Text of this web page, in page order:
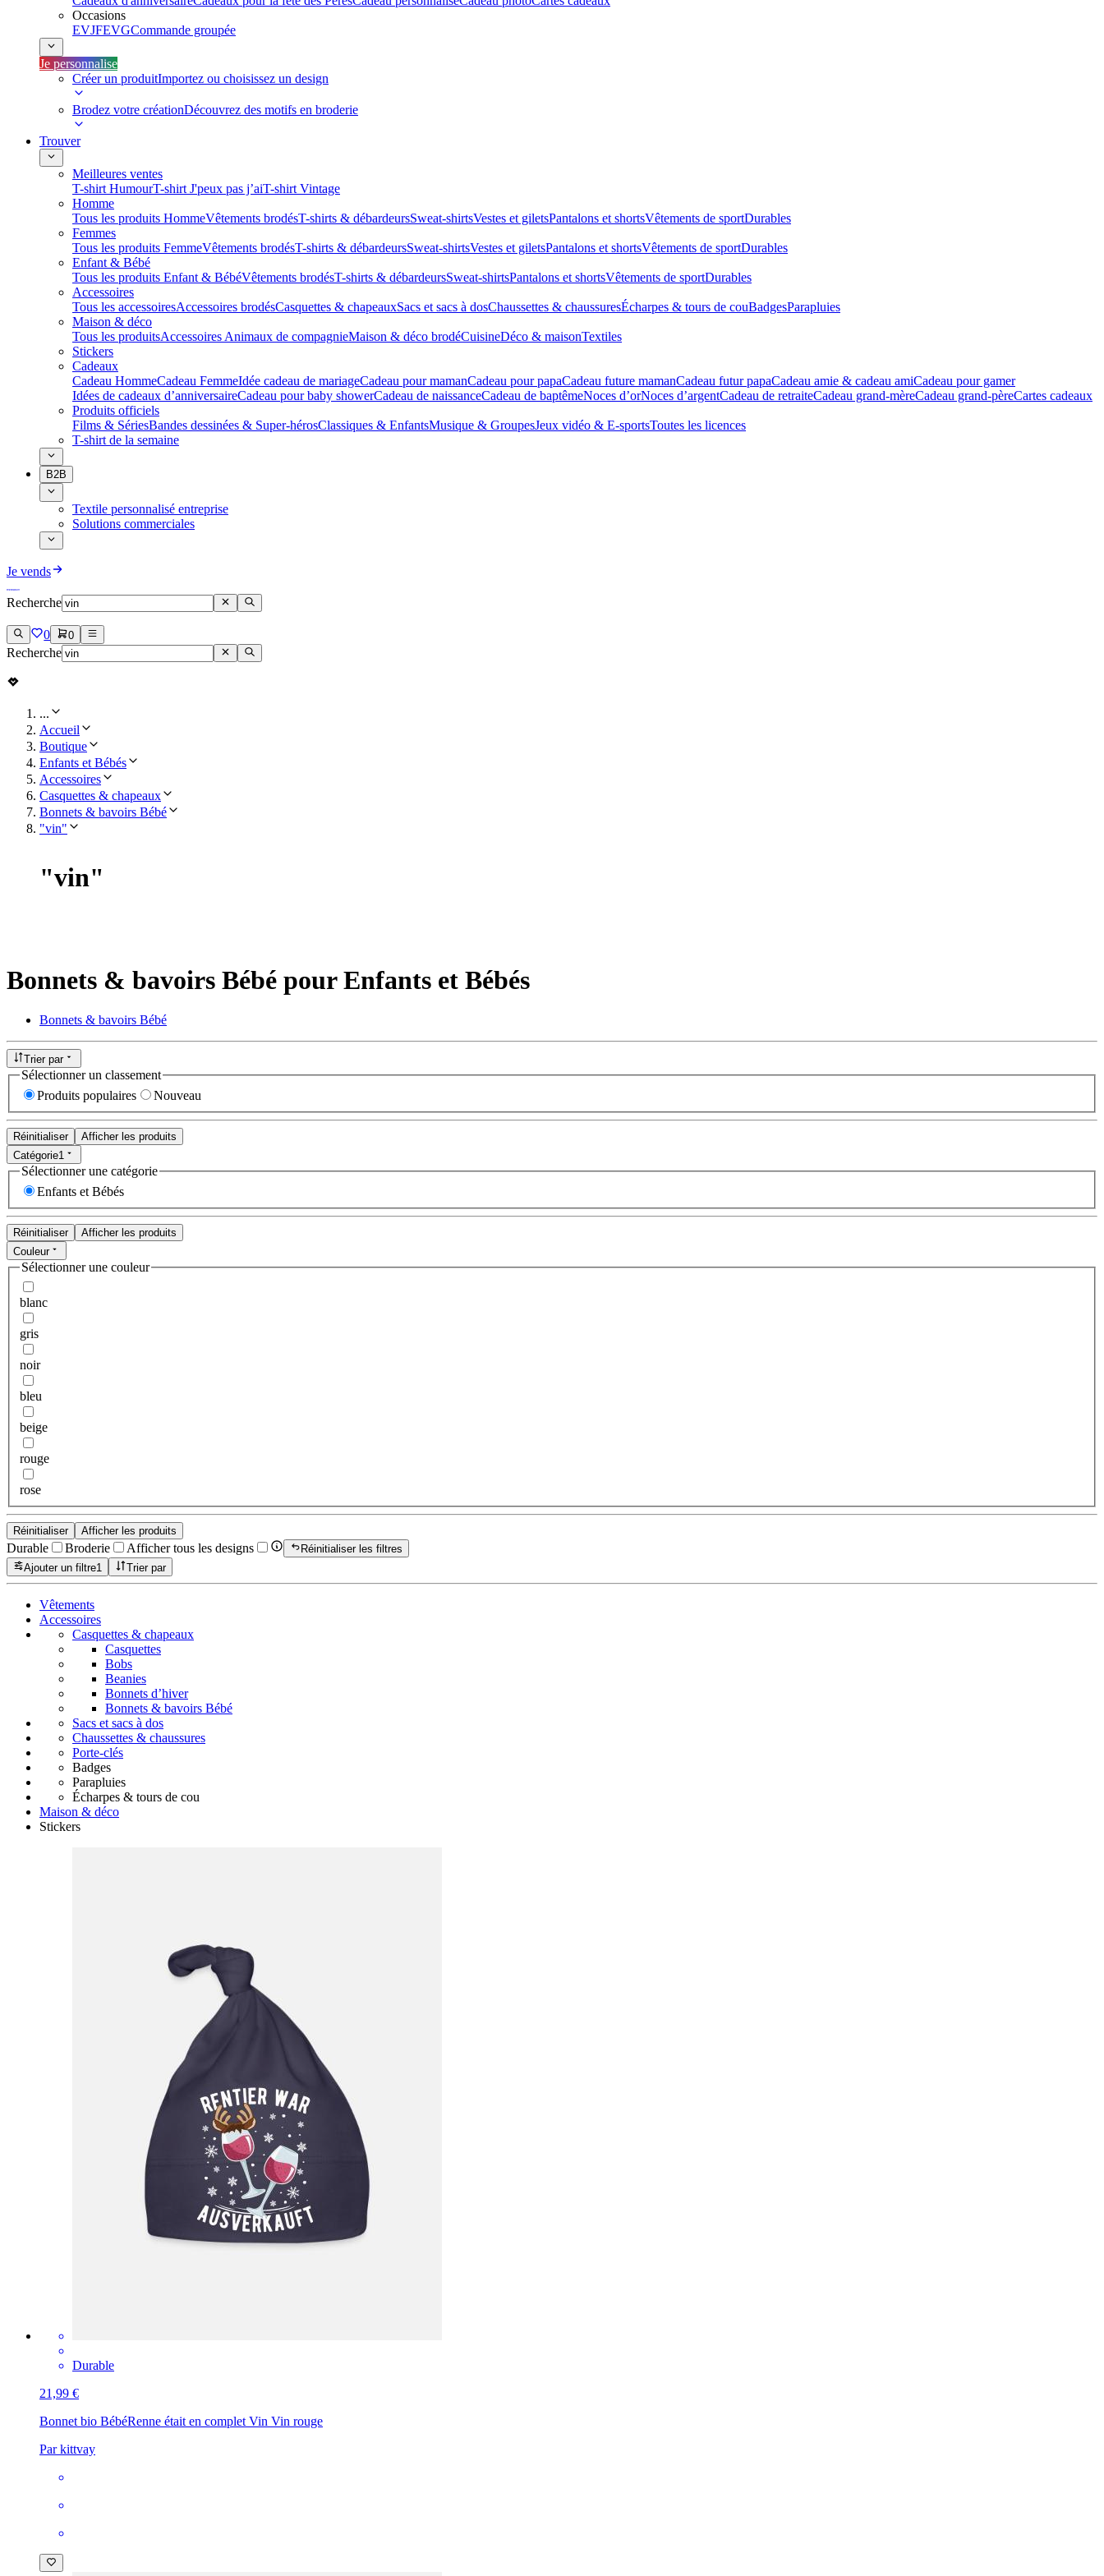
Occasions
EVJFEVGCommande groupée
Je personnalise
Créer un produitImportez ou choisissez un design
Brodez votre créationDécouvrez des motifs en broderie
Trouver
Meilleures ventes
T-shirt HumourT-shirt J'peux pas j’aiT-shirt Vintage
Homme
Tous les produits HommeVêtements brodésT-shirts & débardeursSweat-shirtsVestes et giletsPantalons et shortsVêtements de sportDurables
Femmes
Tous les produits FemmeVêtements brodésT-shirts & débardeursSweat-shirtsVestes et giletsPantalons et shortsVêtements de sportDurables
Enfant & Bébé
Tous les produits Enfant & BébéVêtements brodésT-shirts & débardeursSweat-shirtsPantalons et shortsVêtements de sportDurables
Accessoires
Tous les accessoiresAccessoires brodésCasquettes & chapeauxSacs et sacs à dosChaussettes & chaussuresÉcharpes & tours de couBadgesParapluies
Maison & déco
Tous les produitsAccessoires Animaux de compagnieMaison & déco brodéCuisineDéco & maisonTextiles
Stickers
Cadeaux
Cadeau HommeCadeau FemmeIdée cadeau de mariage​Cadeau pour mamanCadeau pour papaCadeau future mamanCadeau futur papaCadeau amie & cadeau amiCadeau pour gamer
Idées de cadeaux d’anniversaireCadeau pour baby showerCadeau de naissanceCadeau de baptêmeNoces d’orNoces d’argentCadeau de retraiteCadeau grand-mèreCadeau grand-pèreCartes cadeaux
Produits officiels
Films & SériesBandes dessinées & Super-hérosClassiques & EnfantsMusique & GroupesJeux vidéo & E-sportsToutes les licences
T-shirt de la semaine
B2B
Textile personnalisé entreprise
Solutions commerciales
Je vends
Recherche
0 0
Recherche
...
Accueil
Boutique
Enfants et Bébés
Accessoires
Casquettes & chapeaux
Bonnets & bavoirs Bébé
"vin"
"vin"
Bonnets & bavoirs Bébé pour Enfants et Bébés
Bonnets & bavoirs Bébé
Trier par
Sélectionner un classement
Produits populaires
Nouveau
Réinitialiser
Afficher les produits
Catégorie1
Sélectionner une catégorie
Enfants et Bébés
Réinitialiser
Afficher les produits
Couleur
Sélectionner une couleur
blanc
gris
noir
bleu
beige
rouge
rose
Réinitialiser Afficher les produits
Durable Broderie Afficher tous les designs
Réinitialiser les filtres
Ajouter un filtre1 Trier par
Vêtements
Accessoires
Casquettes & chapeaux
Casquettes
Bobs
Beanies
Bonnets d’hiver
Bonnets & bavoirs Bébé
Sacs et sacs à dos
Chaussettes & chaussures
Porte-clés
Badges
Parapluies
Écharpes & tours de cou
Maison & déco
Stickers
Durable
21,99 €
Bonnet bio BébéRenne était en complet Vin Vin rouge
Par kittvay